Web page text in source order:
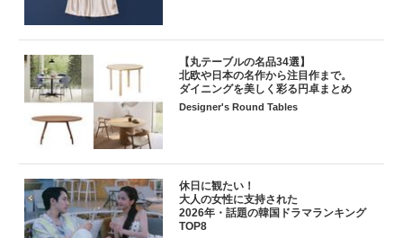
【丸テーブルの名品34選】
北欧や日本の名作から注目作まで。
ダイニングを美しく彩る円卓まとめ
Designer's Round Tables
休日に観たい！
大人の女性に支持された
2026年・話題の韓国ドラマランキング
TOP8